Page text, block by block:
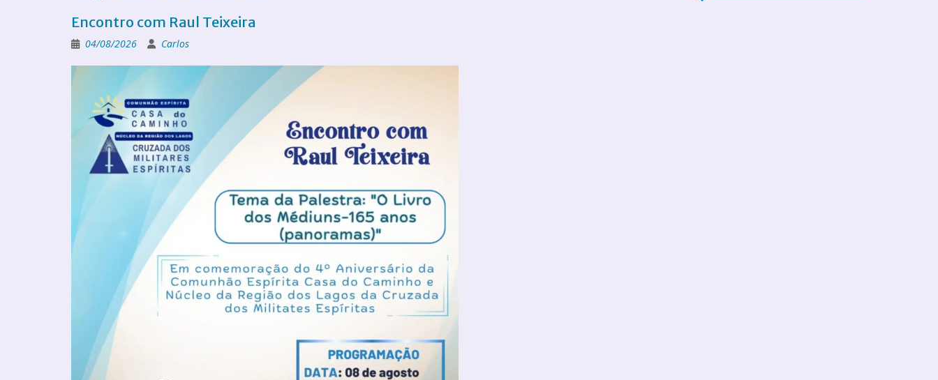
Encontro com Raul Teixeira
04/08/2026 Carlos